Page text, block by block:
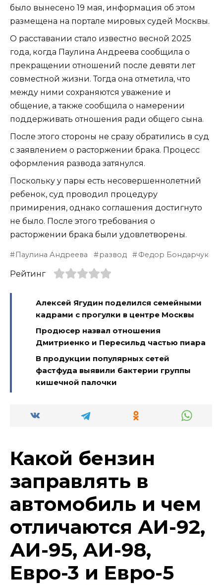
было вынесено 19 мая, информация об этом
размещена на портале мировых судей Москвы.
О расставании стало известно весной 2025
года, когда Паулина Андреева сообщила о
прекращении отношений после девяти лет
совместной жизни. Тогда она отметила, что
между ними сохраняются уважение и
общение, а также сообщила о намерении
поддерживать отношения ради общего сына.
После этого стороны не сразу обратились в суд
с заявлением о расторжении брака. Процесс
оформления развода затянулся.
Поскольку у пары есть несовершеннолетний
ребенок, суд проводил процедуру
примирения, однако соглашения достигнуто
не было. После этого требования о
расторжении брака были удовлетворены.
Паулина Андреева развод Федор Бондарчук
Рейтинг
Алексей Ягудин поделился семейными
кадрами с прогулки в центре Москвы
Продюсер назвал отношения
Дмитриенко и Пересильд частью пиара
В продукции популярных сетей
фастфуда выявили бактерии группы
кишечной палочки
Какой бензин
заправлять в
автомобиль и чем
отличаются АИ-92,
АИ-95, АИ-98,
Евро-3 и Евро-5